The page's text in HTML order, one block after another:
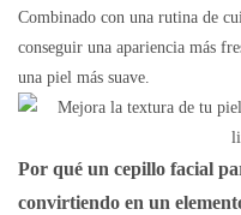
Combinado con una rutina de
conseguir una apariencia más
una piel más suave.
Por qué un cepillo facial
convirtiendo en un